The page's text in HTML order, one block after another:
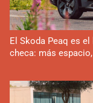
El Skoda Peaq es
checa: más